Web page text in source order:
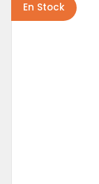
En Stock